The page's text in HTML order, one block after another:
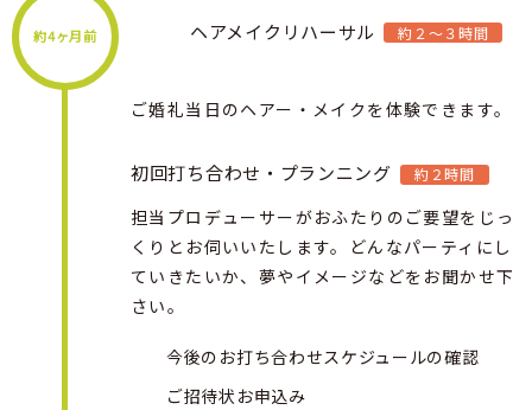
約4ヶ月前 ヘアメイクリハーサル 約２〜３時間
ご婚礼当日のヘアー・メイクを体験できます。
初回打ち合わせ・プランニング 約２時間
担当プロデューサーがおふたりのご要望をじっ
くりとお伺いいたします。どんなパーティにし
ていきたいか、夢やイメージなどをお聞かせ下
さい。
今後のお打ち合わせスケジュールの確認
ご招待状お申込み